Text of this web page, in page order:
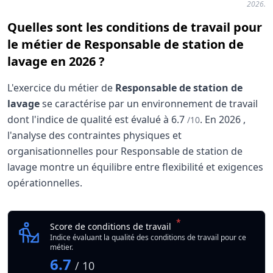
2026.
Quelles sont les conditions de travail pour
le métier de Responsable de station de
lavage en 2026 ?
L'exercice du métier de Responsable de station de
lavagese caractérise par un environnement de travail
dont l'indice de qualité est évalué à 6.7 /10. En 2026 ,
l'analyse des contraintes physiques et
organisationnelles pour Responsable de station de
lavage montre un équilibre entre flexibilité et exigences
opérationnelles.
Analyse des conditions de travail : Responsable
Indicateur
Qualité globale de l'environnement Responsable de
Score de conditions de travail *
Indice évaluant la qualité des conditions de travail pour ce
métier.
6.7 / 10